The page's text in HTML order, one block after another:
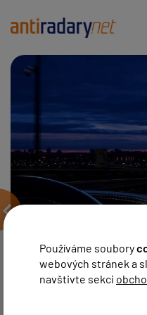
Používáme soubory
webových stránek a
navštivte sekci
Přenosné